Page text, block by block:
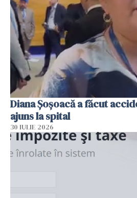
Diana Șoșoacă a făcut
ajuns la spital
30 IULIE 2026